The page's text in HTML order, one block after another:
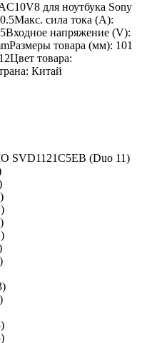
для ноутбука Sony
сила тока (A):
напряжение (V):
товара (мм): 101
товара:
Китай
SVD1121C5EB (Duo 11)